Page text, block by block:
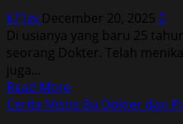
dan
Pohon
Besar
k71zv December 20, 2025 0
Di usianya yang baru 25
seorang Dokter. Telah
juga...
Read MoreRead
more
Cerita Mistis Bu Dokter dan